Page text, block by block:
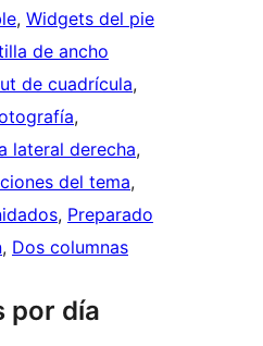
, Widgets del pie
de ancho
de cuadrícula
lateral derecha
del tema
, Preparado
, Dos columnas
por día